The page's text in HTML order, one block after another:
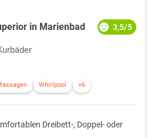
in Marienbad 3,5/5
Whirlpool +6
Dreibett-, Doppel- oder